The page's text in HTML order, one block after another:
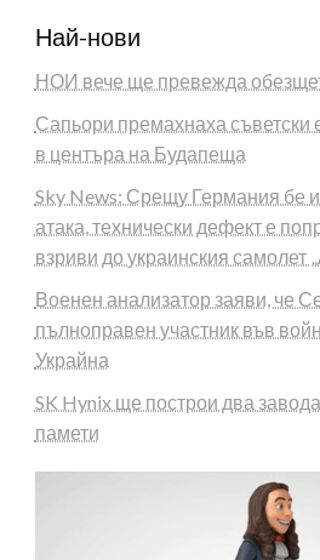
Най-нови
НОИ вече ще превежда
Сапьори премахнаха съветски
в центъра на Будапеща
Sky News: Срещу Германия бе
атака, технически дефект е
взриви до украинския самолет
Военен анализатор заяви, че
пълноправен участник във
Украйна
SK Hynix ще построи два
памети